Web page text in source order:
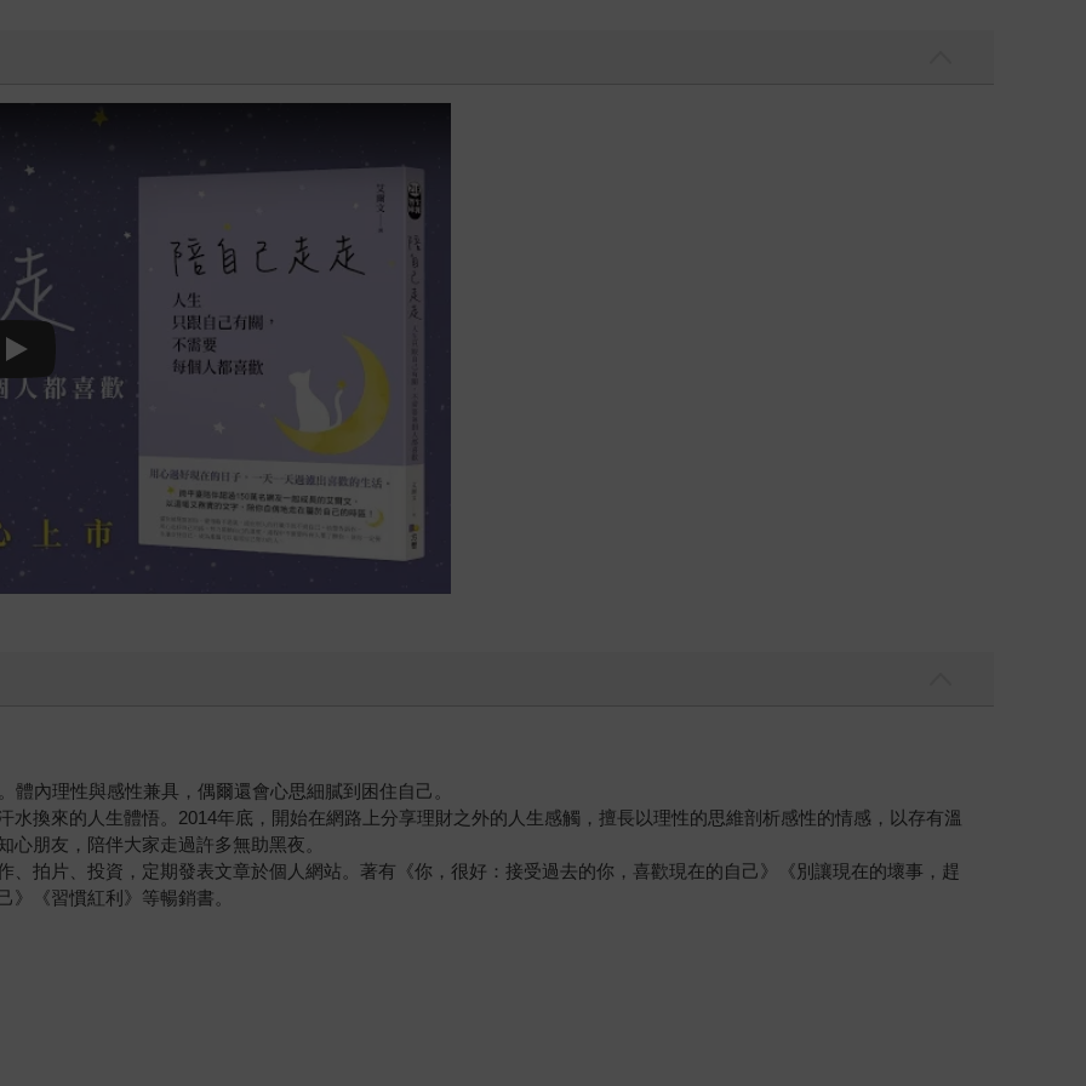
Play video
內理性與感性兼具，偶爾還會心思細膩到困住自己。
換來的人生體悟。2014年底，開始在網路上分享理財之外的人生感觸，擅長以理性的思維剖析感性的情感，以存有溫
朋友，陪伴大家走過許多無助黑夜。
、拍片、投資，定期發表文章於個人網站。著有《你，很好：接受過去的你，喜歡現在的自己》《別讓現在的壞事，趕
《習慣紅利》等暢銷書。